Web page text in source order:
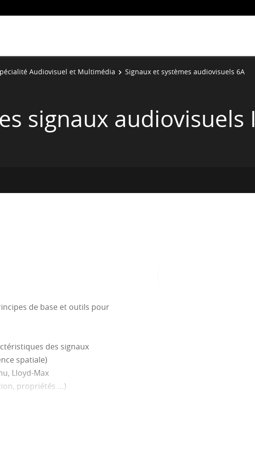
Audiovisuel et Multimédia
Signaux et systèmes audiovisuels 6A
signaux audiovisuels I
de base et outils pour
des signaux
spatiale)
Lloyd-Max
propriétés …)